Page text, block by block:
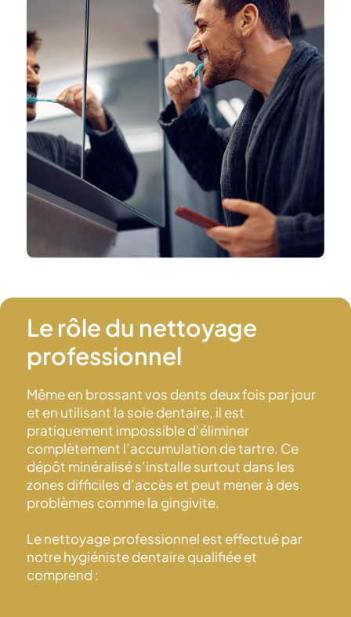
Le rôle du nettoyage
professionnel
Même en brossant vos dents deux fois par jour
et en utilisant la soie dentaire, il est
pratiquement impossible d’éliminer
complètement l’accumulation de tartre. Ce
dépôt minéralisé s’installe surtout dans les
zones difficiles d’accès et peut mener à des
problèmes comme la gingivite.
Le nettoyage professionnel est effectué par
notre hygiéniste dentaire qualifiée et
comprend :